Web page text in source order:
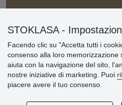
» Impostazioni dei cookie
» Termini & Condizioni
» Informativa sulla Privacy
» Consegna e pagamento
» Garanzia e resi
» Programma fedeltà
STOKLASA -
Facendo clic su "Accetta tutti i
consenso alla loro memorizzazione
aiuta con la navigazione del sito,
nostre iniziative di marketing. Puoi
piacere avere il tuo consenso.